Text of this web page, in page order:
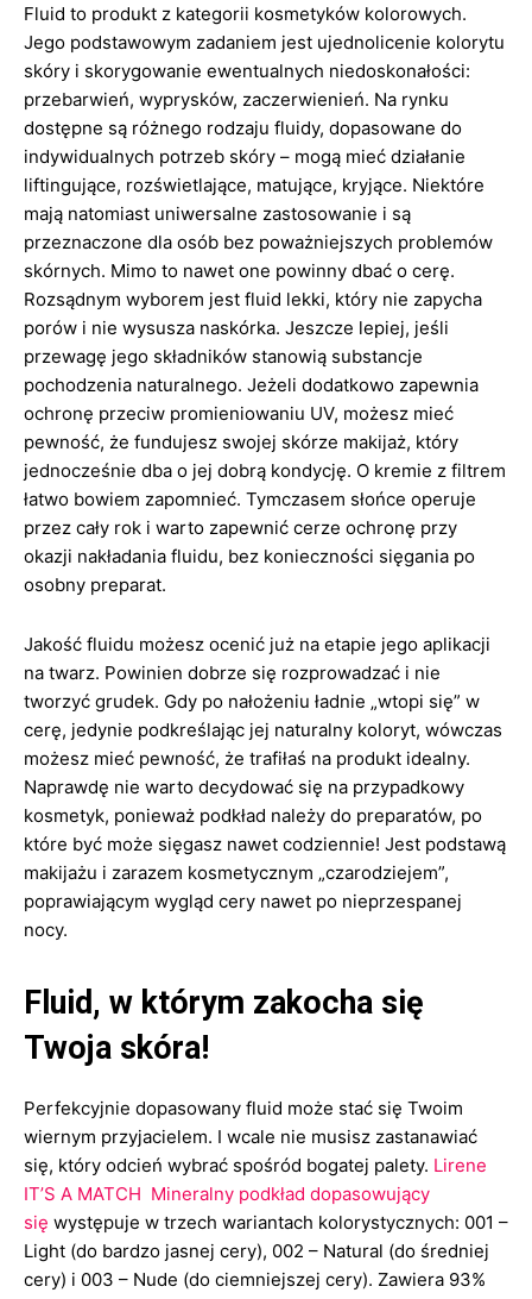
Fluid to produkt z kategorii kosmetyków kolorowych.
Jego podstawowym zadaniem jest ujednolicenie kolorytu
skóry i skorygowanie ewentualnych niedoskonałości:
przebarwień, wyprysków, zaczerwienień. Na rynku
dostępne są różnego rodzaju fluidy, dopasowane do
indywidualnych potrzeb skóry – mogą mieć działanie
liftingujące, rozświetlające, matujące, kryjące. Niektóre
mają natomiast uniwersalne zastosowanie i są
przeznaczone dla osób bez poważniejszych problemów
skórnych. Mimo to nawet one powinny dbać o cerę.
Rozsądnym wyborem jest fluid lekki, który nie zapycha
porów i nie wysusza naskórka. Jeszcze lepiej, jeśli
przewagę jego składników stanowią substancje
pochodzenia naturalnego. Jeżeli dodatkowo zapewnia
ochronę przeciw promieniowaniu UV, możesz mieć
pewność, że fundujesz swojej skórze makijaż, który
jednocześnie dba o jej dobrą kondycję. O kremie z filtrem
łatwo bowiem zapomnieć. Tymczasem słońce operuje
przez cały rok i warto zapewnić cerze ochronę przy
okazji nakładania fluidu, bez konieczności sięgania po
osobny preparat.
Jakość fluidu możesz ocenić już na etapie jego aplikacji
na twarz. Powinien dobrze się rozprowadzać i nie
tworzyć grudek. Gdy po nałożeniu ładnie „wtopi się” w
cerę, jedynie podkreślając jej naturalny koloryt, wówczas
możesz mieć pewność, że trafiłaś na produkt idealny.
Naprawdę nie warto decydować się na przypadkowy
kosmetyk, ponieważ podkład należy do preparatów, po
które być może sięgasz nawet codziennie! Jest podstawą
makijażu i zarazem kosmetycznym „czarodziejem”,
poprawiającym wygląd cery nawet po nieprzespanej
nocy.
Fluid, w którym zakocha się
Twoja skóra!
Perfekcyjnie dopasowany fluid może stać się Twoim
wiernym przyjacielem. I wcale nie musisz zastanawiać
się, który odcień wybrać spośród bogatej palety. Lirene
IT’S A MATCH Mineralny podkład dopasowujący
się występuje w trzech wariantach kolorystycznych: 001 –
Light (do bardzo jasnej cery), 002 – Natural (do średniej
cery) i 003 – Nude (do ciemniejszej cery). Zawiera 93%